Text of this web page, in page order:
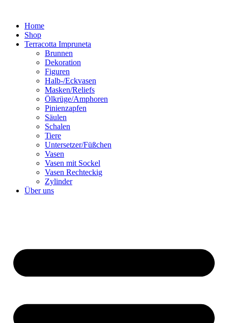
springenHome
Shop
Terracotta Impruneta
Brunnen
Dekoration
Figuren
Halb-/Eckvasen
Masken/Reliefs
Ölkrüge/Amphoren
Pinienzapfen
Säulen
Schalen
Tiere
Untersetzer/Füßchen
Vasen
Vasen mit Sockel
Vasen Rechteckig
Zylinder
Über uns